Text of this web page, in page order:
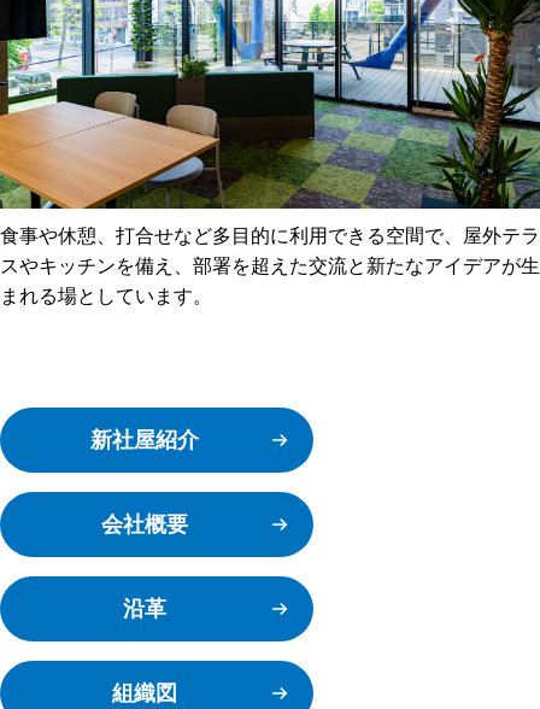
食事や休憩、打合せなど多目的に利用できる空間で、屋外テラ
スやキッチンを備え、 部署を超えた交流と新たなアイデアが生
まれる場としています。
新社屋紹介
会社概要
沿革
組織図